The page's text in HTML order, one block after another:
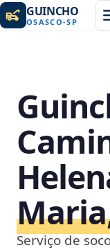
GUINCHO
OSASCO-SP
Serviço de